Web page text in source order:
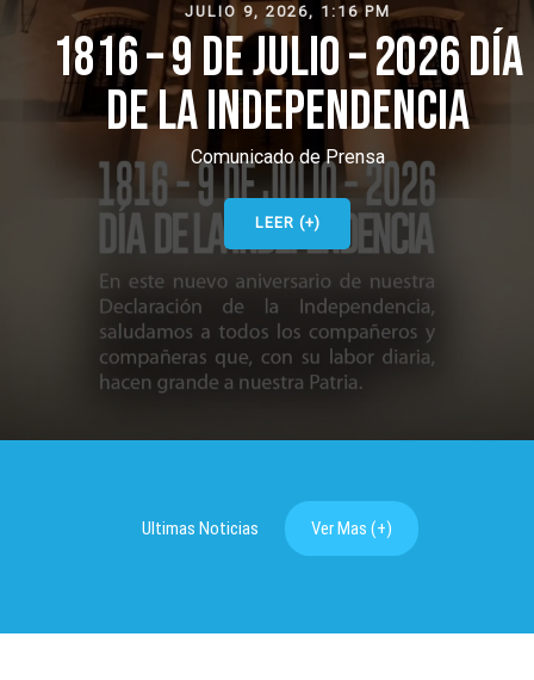
JULIO 9, 2026, 1:16 PM
1816 – 9 DE JULIO – 2026 DÍA
DE LA INDEPENDENCIA
Comunicado de Prensa
LEER (+)
Ultimas Noticias Ver Mas (+)